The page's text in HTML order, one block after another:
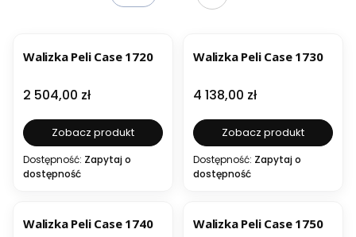
Walizka Peli Case 1720
Cena
2 504,00 zł
Zobacz produkt
Dostępność: Zapytaj o
dostępność
Walizka Peli Case 1730
Cena
4 138,00 zł
Zobacz produkt
Dostępność: Zapytaj o
dostępność
Walizka Peli Case 1740 Walizka Peli Case 1750